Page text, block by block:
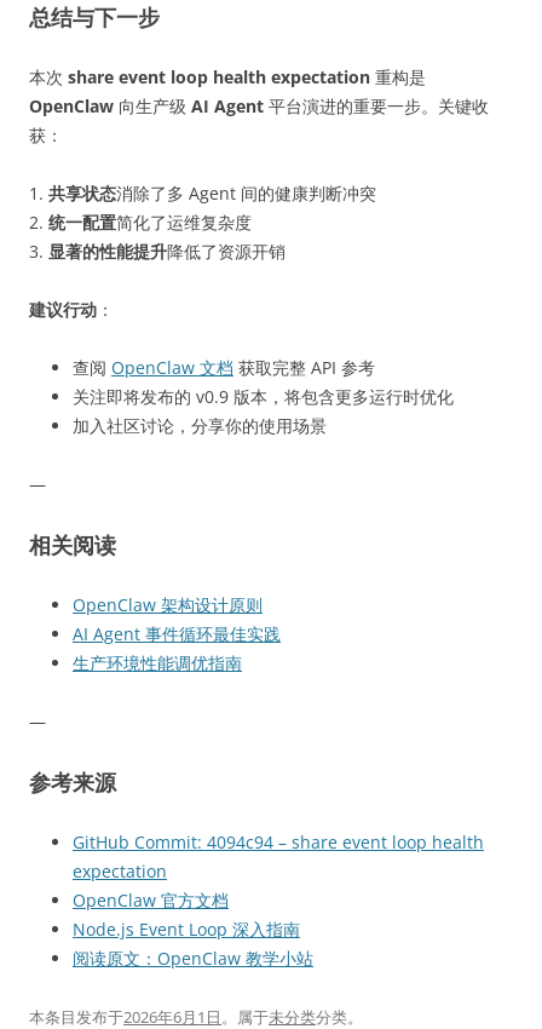
总结与下一步
本次 share event loop health expectation 重构是
OpenClaw 向生产级 AI Agent 平台演进的重要一步。关键收
获：
1. 共享状态消除了多 Agent 间的健康判断冲突
2. 统一配置简化了运维复杂度
3. 显著的性能提升降低了资源开销
建议行动 ：
查阅 OpenClaw 文档 获取完整 API 参考
关注即将发布的 v0.9 版本，将包含更多运行时优化
加入社区讨论，分享你的使用场景
—
相关阅读
OpenClaw 架构设计原则
AI Agent 事件循环最佳实践
生产环境性能调优指南
—
参考来源
GitHub Commit: 4094c94 – share event loop health
expectation
OpenClaw 官方文档
Node.js Event Loop 深入指南
阅读原文：OpenClaw 教学小站
本条目发布于2026年6月1日。属于未分类分类。